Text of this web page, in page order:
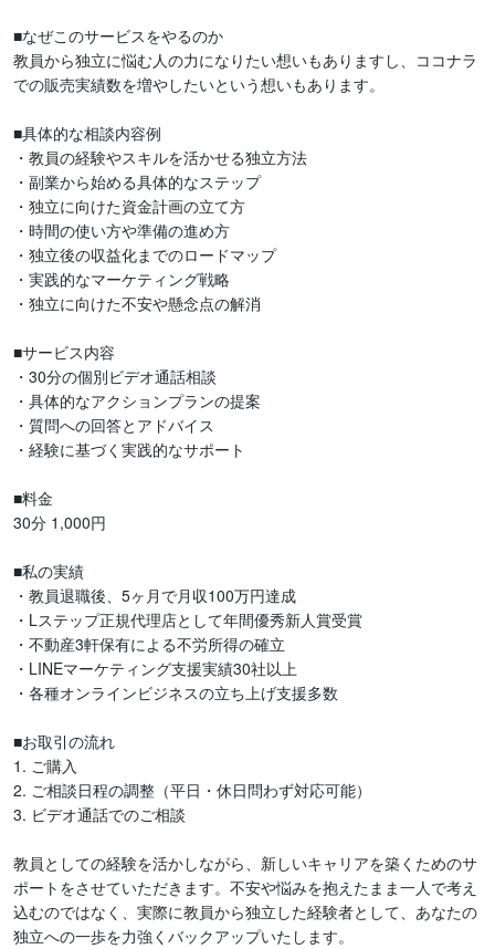
■なぜこのサービスをやるのか
教員から独立に悩む人の力になりたい想いもありますし、ココナラ
での販売実績数を増やしたいという想いもあります。
■具体的な相談内容例
・教員の経験やスキルを活かせる独立方法
・副業から始める具体的なステップ
・独立に向けた資金計画の立て方
・時間の使い方や準備の進め方
・独立後の収益化までのロードマップ
・実践的なマーケティング戦略
・独立に向けた不安や懸念点の解消
■サービス内容
・30分の個別ビデオ通話相談
・具体的なアクションプランの提案
・質問への回答とアドバイス
・経験に基づく実践的なサポート
■料金
30分 1,000円
■私の実績
・教員退職後、5ヶ月で月収100万円達成
・Lステップ正規代理店として年間優秀新人賞受賞
・不動産3軒保有による不労所得の確立
・LINEマーケティング支援実績30社以上
・各種オンラインビジネスの立ち上げ支援多数
■お取引の流れ
1. ご購入
2. ご相談日程の調整（平日・休日問わず対応可能）
3. ビデオ通話でのご相談
教員としての経験を活かしながら、新しいキャリアを築くためのサ
ポートをさせていただきます。不安や悩みを抱えたまま一人で考え
込むのではなく、実際に教員から独立した経験者として、あなたの
独立への一歩を力強くバックアップいたします。